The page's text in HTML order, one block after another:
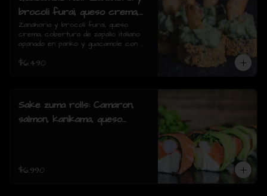
brocoli furai, queso crema,
cobertura de zapallo italiano
apanado en panko y
(8 piezas)
Zanahoria y brocoli furai, queso
crema, cobertura de zapallo italiano
apanado en panko y guacamole con
$6.490
Sake zuma rolls: Camaron,
salmon, kanikama, queso
$6.990